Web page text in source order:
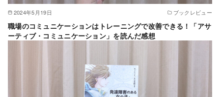
2024年5月19日 ブックレビュー
職場のコミュニケーションはトレーニングで改善できる！「アサ
ーティブ・コミュニケーション」を読んだ感想